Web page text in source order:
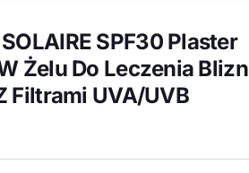
SPF30 Plaster
Żelu Do Leczenia Blizn
Filtrami UVA/UVB